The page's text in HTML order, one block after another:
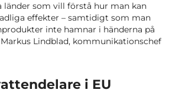
länder som vill förstå hur man kan
effekter – samtidigt som man
inte hamnar i händerna på
Lindblad, kommunikationschef
i EU